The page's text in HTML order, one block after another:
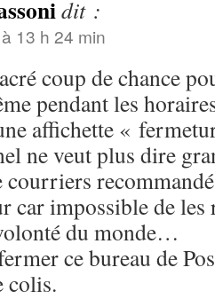
dit :
13 h 24 min
coup de chance
pendant les
affichette «
ne veut plus dire
courriers
car impossible de
du monde…
ce bureau de
colis.